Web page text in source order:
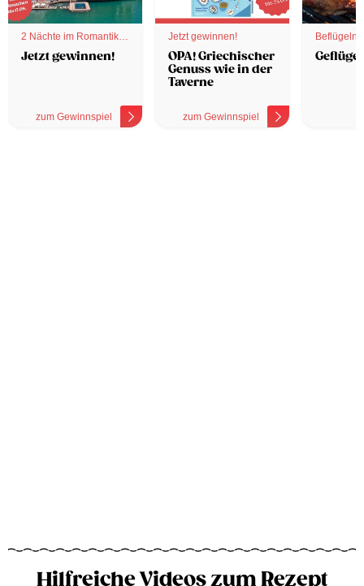
2 Nächte im Romantik
Hotel
Jetzt gewinnen!
zum Gewinnspiel
Jetzt gewinnen!
OPA! Griechischer
Genuss wie in der
Taverne
zum Gewinnspiel
Hilfreiche Videos zum Rezept